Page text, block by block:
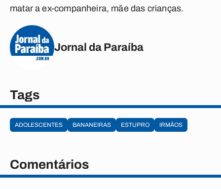
matar a ex-companheira, mãe das crianças.
Jornal da Paraíba
Tags
ADOLESCENTES BANANEIRAS ESTUPRO IRMÃOS
Comentários